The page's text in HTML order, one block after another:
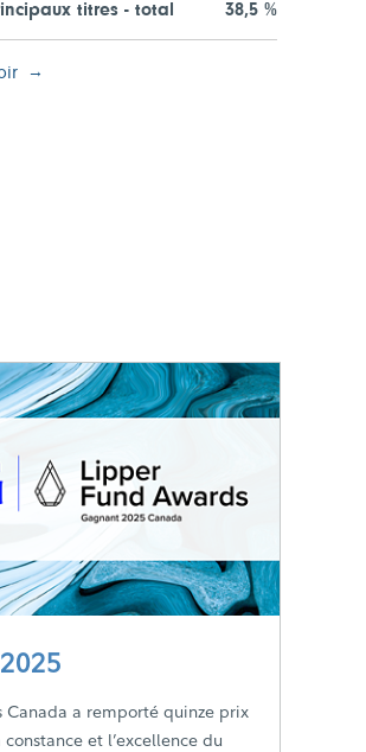
titres - total 38,5 %
Canada a remporté quinze prix
et l’excellence du